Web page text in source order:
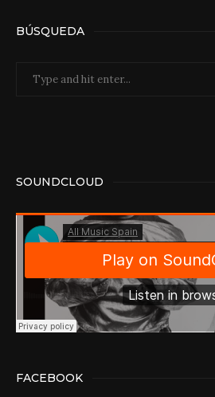
BÚSQUEDA
SOUNDCLOUD
FACEBOOK